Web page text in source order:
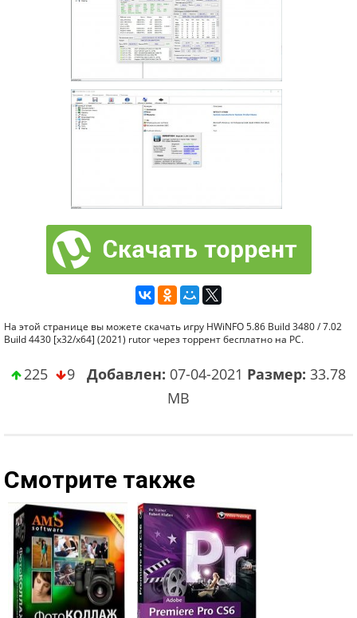
На этой странице вы можете скачать игру HWiNFO 5.86 Build 3480 / 7.02
Build 4430 [x32/x64] (2021) rutor через торрент бесплатно на PC.
225 9 Добавлен: 07-04-2021 Размер: 33.78
MB
Смотрите также